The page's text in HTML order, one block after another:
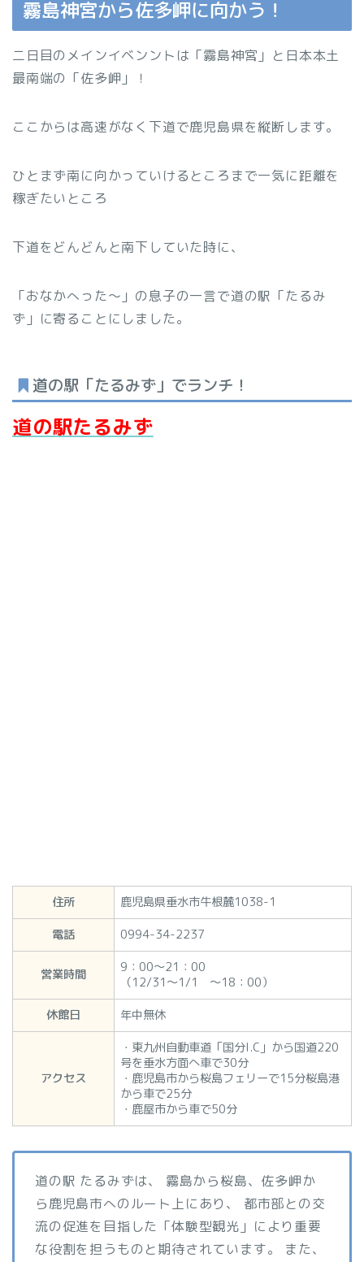
霧島神宮から佐多岬に向かう！
二日目のメインイベンントは「霧島神宮」と日本本土
最南端の「佐多岬」！
ここからは高速がなく下道で鹿児島県を縦断します。
ひとまず南に向かっていけるところまで一気に距離を
稼ぎたいところ
下道をどんどんと南下していた時に、
「おなかへった〜」の息子の一言で道の駅「たるみ
ず」に寄ることにしました。
道の駅「たるみず」でランチ！
道の駅たるみず
住所
鹿児島県垂水市牛根麓1038-1
電話
0994-34-2237
営業時間
9：00～21：00
（12/31～1/1 ～18：00）
休館日
年中無休
アクセス
・東九州自動車道「国分I.C」から国道220
号を垂水方面へ車で30分
・鹿児島市から桜島フェリーで15分桜島港
から車で25分
・鹿屋市から車で50分
道の駅 たるみずは、 霧島から桜島、佐多岬か
ら鹿児島市へのルート上にあり、 都市部との交
流の促進を目指した「体験型観光」により重要
な役割を担うものと期待されています。 また、